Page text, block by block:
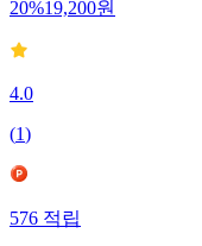
20%19,200원
4.0
(1)
576적립